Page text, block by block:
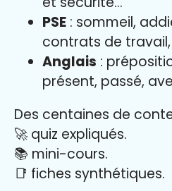
PSE : sommeil,
contrats de travail,
Anglais :
présent, passé,
Des centaines de
🚀 quiz expliqués.
📚 mini-cours.
📑 fiches synthétiques.